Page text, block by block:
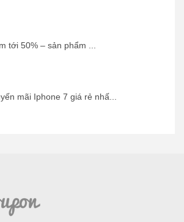
tới 50% – sản phẩm ...
mãi Iphone 7 giá rẻ nhấ...